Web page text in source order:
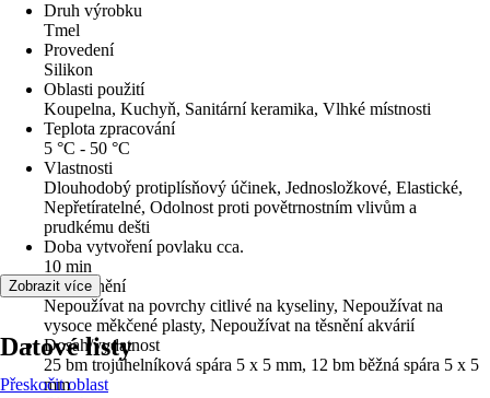
Druh výrobku
Tmel
Provedení
Silikon
Oblasti použití
Koupelna, Kuchyň, Sanitární keramika, Vlhké místnosti
Teplota zpracování
5 °C - 50 °C
Vlastnosti
Dlouhodobý protiplísňový účinek, Jednosložkové, Elastické,
Nepřetíratelné, Odolnost proti povětrnostním vlivům a
prudkému dešti
Doba vytvoření povlaku cca.
10 min
Upozornění
Nepoužívat na povrchy citlivé na kyseliny, Nepoužívat na
vysoce měkčené plasty, Nepoužívat na těsnění akvárií
Dosah/vydatnost
25 bm trojúhelníková spára 5 x 5 mm, 12 bm běžná spára 5 x 5
mm
Zobrazit více
Datové listy
Přeskočit oblast